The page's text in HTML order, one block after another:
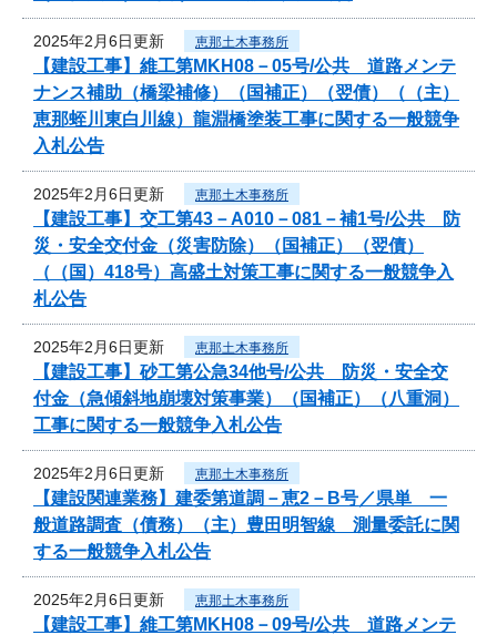
2025年2月6日更新 恵那土木事務所
【建設工事】維工第MKH08－05号/公共 道路メンテ
ナンス補助（橋梁補修）（国補正）（翌債）（（主）
恵那蛭川東白川線）龍淵橋塗装工事に関する一般競争
入札公告
2025年2月6日更新 恵那土木事務所
【建設工事】交工第43－A010－081－補1号/公共 防
災・安全交付金（災害防除）（国補正）（翌債）
（（国）418号）高盛土対策工事に関する一般競争入
札公告
2025年2月6日更新 恵那土木事務所
【建設工事】砂工第公急34他号/公共 防災・安全交
付金（急傾斜地崩壊対策事業）（国補正）（八重洞）
工事に関する一般競争入札公告
2025年2月6日更新 恵那土木事務所
【建設関連業務】建委第道調－恵2－B号／県単 一
般道路調査（債務）（主）豊田明智線 測量委託に関
する一般競争入札公告
2025年2月6日更新 恵那土木事務所
【建設工事】維工第MKH08－09号/公共 道路メンテ